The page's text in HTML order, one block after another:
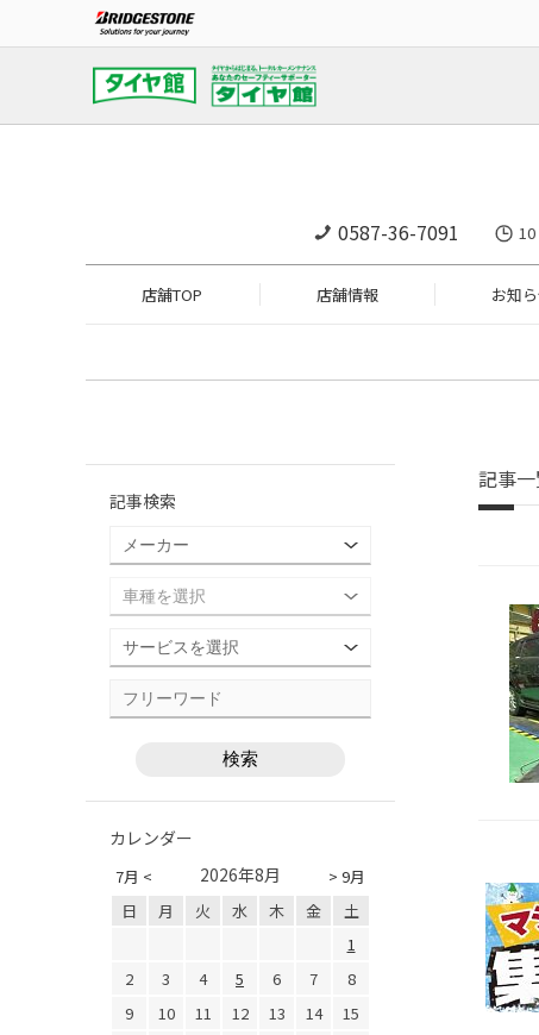
0587-36-7091
店舗TOP 店舗情報 お知
記事
記事検索
カレンダー
7月 < > 9月
2026年8月
日 月 火 水 木 金
土
1
2
3 4 5 6 7
8
9
10 11 12 13 14
15